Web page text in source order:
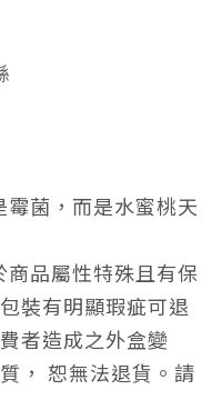
菌，而是水蜜桃天
品屬性特殊且有保
裝有明顯瑕疵可退
者造成之外盒變
， 恕無法退貨。請